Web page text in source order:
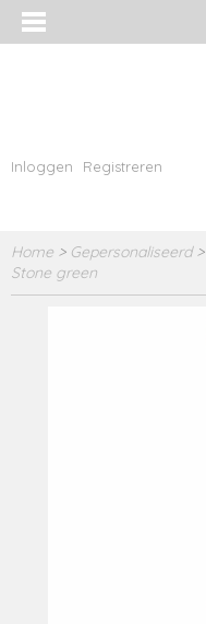
Inloggen Registreren
Home > Gepersonaliseerd>
Stone green